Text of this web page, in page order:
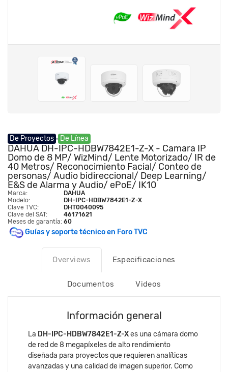
De Proyectos De Línea
DAHUA DH-IPC-HDBW7842E1-Z-X - Camara IP
Domo de 8 MP/ WizMind/ Lente Motorizado/ IR de
40 Metros/ Reconocimiento Facial/ Conteo de
personas/ Audio bidireccional/ Deep Learning/
E&S de Alarma y Audio/ ePoE/ IK10
Marca:
DAHUA
Modelo:
DH-IPC-HDBW7842E1-Z-X
Clave TVC:
DHT0040095
Clave del SAT:
46171621
Meses de garantía: 60
Guías y soporte técnico en Foro TVC
Overviews Especificaciones
Documentos Videos
Información general
La DH-IPC-HDBW7842E1-Z-Xes una cámara domo
de red de 8 megapíxeles de alto rendimiento
diseñada para proyectos que requieren analíticas
avanzadas y una calidad de imagen superior. Como